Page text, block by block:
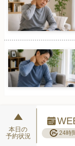
本日の
予約状況
24時